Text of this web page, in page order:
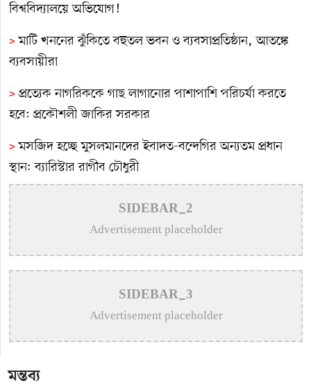
বিশ্ববিদ্যালয়ে অভিযোগ!
>মাটি খননের ঝুঁকিতে বহুতল ভবন ও ব্যবসাপ্রতিষ্ঠান, আতঙ্কে
ব্যবসায়ীরা
>প্রত্যেক নাগরিককে গাছ লাগানোর পাশাপাশি পরিচর্যা করতে
হবে: প্রকৌশলী জাকির সরকার
>মসজিদ হচ্ছে মুসলমানদের ইবাদত-বন্দেগির অন্যতম প্রধান
স্থান: ব্যারিস্টার রাগীব চৌধুরী
>
কুষ্টিয়ায় ড. কাজী মোতাহার হোসেন দাবা একাডেমি উদ্বোধন
>
কোটি টাকার সড়কের বিটুমিন-পাথর উঠছে এক মাসেই
>
নেতিবাচক কর্মকান্ড থেকে তরুণ সমাজকে দূরে রাখতে
খেলাধুলার বিকল্প নেই : প্রকৌশলী জাকির সরকার
>মাকে বাঁচাতে ইবি শিক্ষার্থী রাজ্জাকের আকুল আবেদন
SIDEBAR_2
Advertisement placeholder
SIDEBAR_3
Advertisement placeholder
মন্তব্য